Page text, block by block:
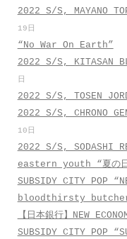
2022 S/S, MAYANO
19日
“No War On Earth”
2022 S/S, KITASAN
日
2022 S/S, TOSEN
2022 S/S, CHRONO
10日
2022 S/S, SODASHI
eastern youth “夏の日
SUBSIDY CITY POP
bloodthirsty
【日本銀行】NEW
SUBSIDY CITY POP